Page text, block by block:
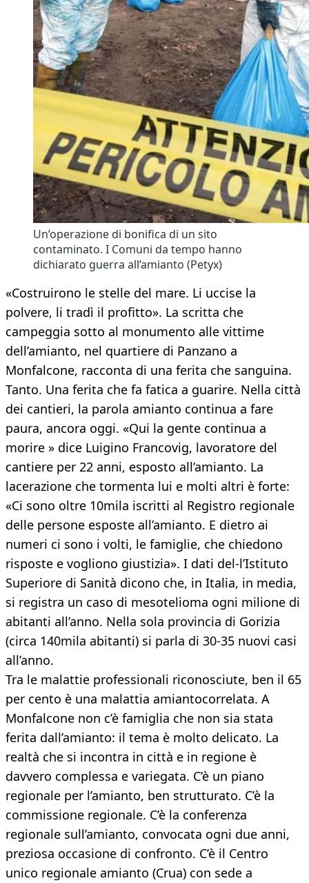
Un’operazione di bonifica di un sito
contaminato. I Comuni da tempo hanno
dichiarato guerra all’amianto (Petyx)
«Costruirono le stelle del mare. Li uccise la
polvere, li tradì il profitto». La scritta che
campeggia sotto al monumento alle vittime
dell’amianto, nel quartiere di Panzano a
Monfalcone, racconta di una ferita che sanguina.
Tanto. Una ferita che fa fatica a guarire. Nella città
dei cantieri, la parola amianto continua a fare
paura, ancora oggi. «Qui la gente continua a
morire » dice Luigino Francovig, lavoratore del
cantiere per 22 anni, esposto all’amianto. La
lacerazione che tormenta lui e molti altri è forte:
«Ci sono oltre 10mila iscritti al Registro regionale
delle persone esposte all’amianto. E dietro ai
numeri ci sono i volti, le famiglie, che chiedono
risposte e vogliono giustizia». I dati del-l’Istituto
Superiore di Sanità dicono che, in Italia, in media,
si registra un caso di mesotelioma ogni milione di
abitanti all’anno. Nella sola provincia di Gorizia
(circa 140mila abitanti) si parla di 30-35 nuovi casi
all’anno.
Tra le malattie professionali riconosciute, ben il 65
per cento è una malattia amiantocorrelata. A
Monfalcone non c’è famiglia che non sia stata
ferita dall’amianto: il tema è molto delicato. La
realtà che si incontra in città e in regione è
davvero complessa e variegata. C’è un piano
regionale per l’amianto, ben strutturato. C’è la
commissione regionale. C’è la conferenza
regionale sull’amianto, convocata ogni due anni,
preziosa occasione di confronto. C’è il Centro
unico regionale amianto (Crua) con sede a